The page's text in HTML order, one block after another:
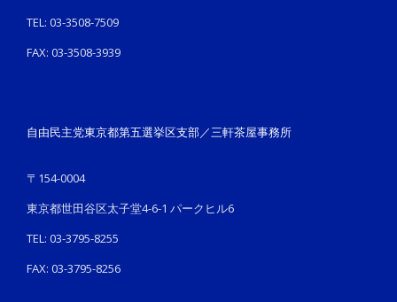
TEL: 03-3508-7509
FAX: 03-3508-3939
自由民主党東京都第五選挙区支部／三軒茶屋事務所
〒154-0004
東京都世田谷区太子堂4-6-1 パークヒル6
TEL: 03-3795-8255
FAX: 03-3795-8256